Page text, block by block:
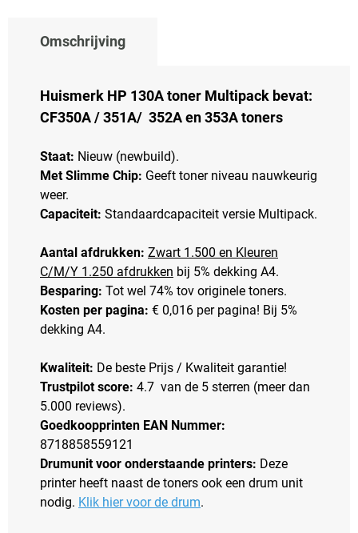
Omschrijving
Huismerk HP 130A toner Multipack bevat:
CF350A / 351A/ 352A en 353A toners
Staat: Nieuw (newbuild).
Met Slimme Chip: Geeft toner niveau nauwkeurig
weer.
Capaciteit: Standaardcapaciteit versie Multipack.
Aantal afdrukken: Zwart 1.500 en Kleuren
C/M/Y 1.250 afdrukken bij 5% dekking A4.
Besparing: Tot wel 74% tov originele toners.
Kosten per pagina: € 0,016 per pagina! Bij 5%
dekking A4.
Kwaliteit: De beste Prijs / Kwaliteit garantie!
Trustpilot score: 4.7 van de 5 sterren (meer dan
5.000 reviews).
Goedkoopprinten EAN Nummer:
8718858559121
Drumunit voor onderstaande printers: Deze
printer heeft naast de toners ook een drum unit
nodig. Klik hier voor de drum.